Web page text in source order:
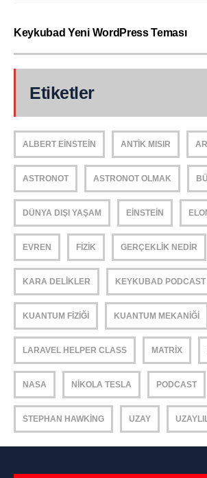
Keykubad Yeni WordPress Teması
Etiketler
ALBERT EINSTEIN ANTIK MISIR
ASTRONOT ASTRONOT OLMAK
DÜNYA DIŞI YAŞAM EINSTEIN
EVREN FIZIK GERÇEKLIK NEDIR
KARA DELIKLER KEYKUBAD PODCAST
KUANTUM FIZIĞI KUANTUM MEKANIĞI
LARAVEL HELPER CLASS MATRIX
NASA NIKOLA TESLA PODCAST
STEPHAN HAWKING UZAY